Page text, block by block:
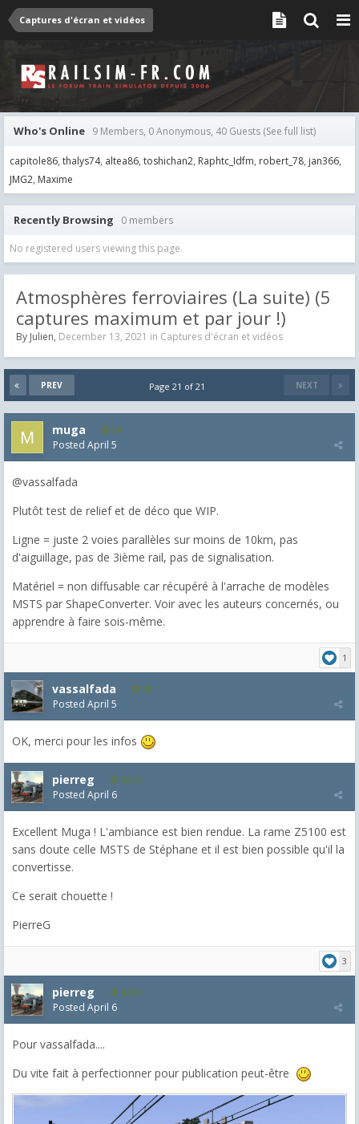
Captures d'écran et vidéos
Who's Online 9 Members, 0 Anonymous, 40 Guests (See full list)
capitole86 thalys74 altea86 toshichan2 Raphtc_Idfm robert_78 jan366
JMG2 Maxime
Recently Browsing 0 members
No registered users viewing this page.
Atmosphères ferroviaires (La suite) (5
captures maximum et par jour !)
By Julien, December 13, 2021 in Captures d'écran et vidéos
PREV NEXT
Page 21 of 21
muga 34
Posted April 5
@vassalfada
Plutôt test de relief et de déco que WIP.
Ligne = juste 2 voies parallèles sur moins de 10km, pas
d'aiguillage, pas de 3ième rail, pas de signalisation.
Matériel = non diffusable car récupéré à l'arrache de modèles
MSTS par ShapeConverter. Voir avec les auteurs concernés, ou
apprendre à faire sois-même.
1
vassalfada 88
Posted April 5
OK, merci pour les infos
pierreg 4,012
Posted April 6
Excellent Muga ! L'ambiance est bien rendue. La rame Z5100 est
sans doute celle MSTS de Stéphane et il est bien possible qu'il la
convertisse.
Ce serait chouette !
PierreG
3
pierreg 4,012
Posted April 6
Pour vassalfada....
Du vite fait à perfectionner pour publication peut-être